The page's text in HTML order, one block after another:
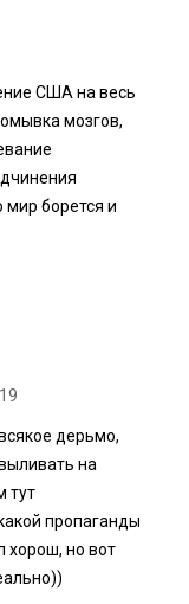
США на весь
мозгов,
борется и
дерьмо,
на
тут
пропаганды
хорош, но вот